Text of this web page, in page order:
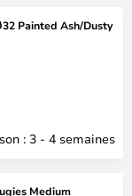
Painted Ash/Dusty
: 3 - 4 semaines
Medium